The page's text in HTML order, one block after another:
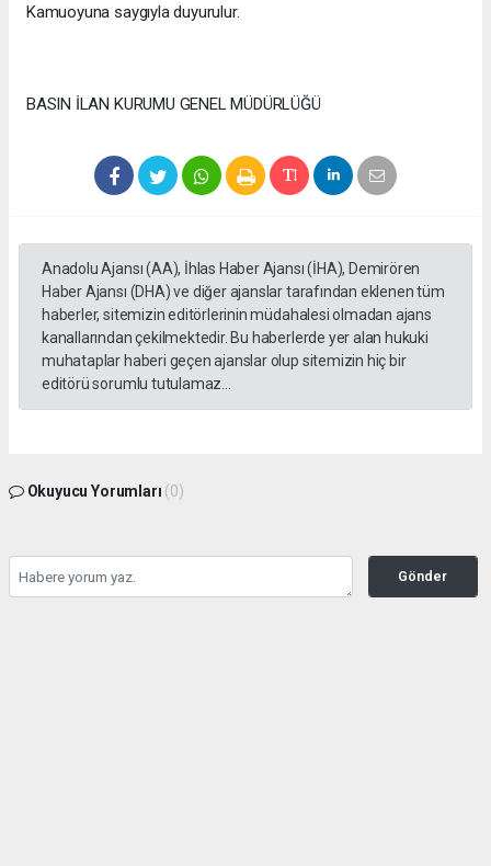
Kamuoyuna saygıyla duyurulur.
BASIN İLAN KURUMU GENEL MÜDÜRLÜĞÜ
Anadolu Ajansı (AA), İhlas Haber Ajansı (İHA), Demirören
Haber Ajansı (DHA) ve diğer ajanslar tarafından eklenen tüm
haberler, sitemizin editörlerinin müdahalesi olmadan ajans
kanallarından çekilmektedir. Bu haberlerde yer alan hukuki
muhataplar haberi geçen ajanslar olup sitemizin hiç bir
editörü sorumlu tutulamaz...
Okuyucu Yorumları (0)
Gönder